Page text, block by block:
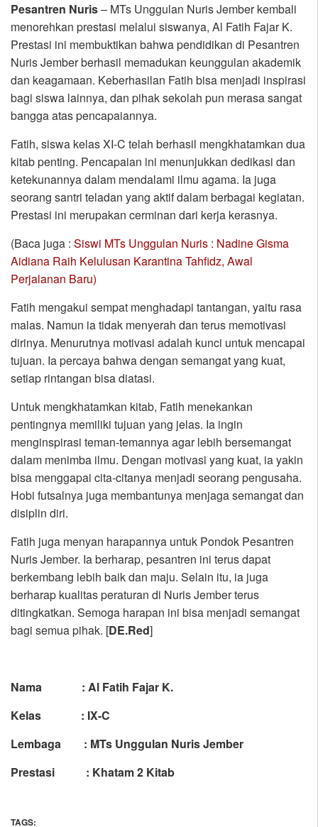
Pesantren Nuris– MTs Unggulan Nuris Jember kembali
menorehkan prestasi melalui siswanya, Al Fatih Fajar K.
Prestasi ini membuktikan bahwa pendidikan di Pesantren
Nuris Jember berhasil memadukan keunggulan akademik
dan keagamaan. Keberhasilan Fatih bisa menjadi inspirasi
bagi siswa lainnya, dan pihak sekolah pun merasa sangat
bangga atas pencapaiannya.
Fatih, siswa kelas XI-C telah berhasil mengkhatamkan dua
kitab penting. Pencapaian ini menunjukkan dedikasi dan
ketekunannya dalam mendalami ilmu agama. Ia juga
seorang santri teladan yang aktif dalam berbagai kegiatan.
Prestasi ini merupakan cerminan dari kerja kerasnya.
(Baca juga : Siswi MTs Unggulan Nuris : Nadine Gisma
Aidiana Raih Kelulusan Karantina Tahfidz, Awal
Perjalanan Baru)
Fatih mengakui sempat menghadapi tantangan, yaitu rasa
malas. Namun ia tidak menyerah dan terus memotivasi
dirinya. Menurutnya motivasi adalah kunci untuk mencapai
tujuan. Ia percaya bahwa dengan semangat yang kuat,
setiap rintangan bisa diatasi.
Untuk mengkhatamkan kitab, Fatih menekankan
pentingnya memiliki tujuan yang jelas. Ia ingin
menginspirasi teman-temannya agar lebih bersemangat
dalam menimba ilmu. Dengan motivasi yang kuat, ia yakin
bisa menggapai cita-citanya menjadi seorang pengusaha.
Hobi futsalnya juga membantunya menjaga semangat dan
disiplin diri.
Fatih juga menyan harapannya untuk Pondok Pesantren
Nuris Jember. Ia berharap, pesantren ini terus dapat
berkembang lebih baik dan maju. Selain itu, ia juga
berharap kualitas peraturan di Nuris Jember terus
ditingkatkan. Semoga harapan ini bisa menjadi semangat
bagi semua pihak. [DE.Red]
Nama : Al Fatih Fajar K.
Kelas : IX-C
Lembaga : MTs Unggulan Nuris Jember
Prestasi : Khatam 2 Kitab
TAGS: